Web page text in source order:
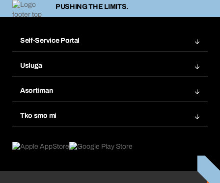
PUSHING THE LIMITS.
Self-Service Portal
Popisi želja
Ponovno naručivanje
Pretplate
Usluga
Tražitelji proizvoda
Asortiman
Tko smo mi
Što nas pokreće